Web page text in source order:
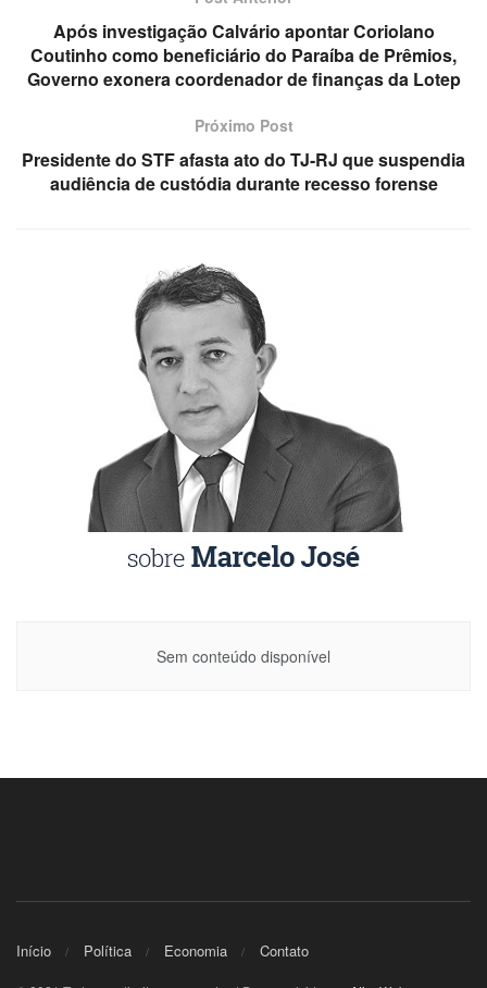
Após investigação Calvário apontar Coriolano
Coutinho como beneficiário do Paraíba de Prêmios,
Governo exonera coordenador de finanças da Lotep
Próximo Post
Presidente do STF afasta ato do TJ-RJ que suspendia
audiência de custódia durante recesso forense
Sem conteúdo disponível
Início Política Economia Contato